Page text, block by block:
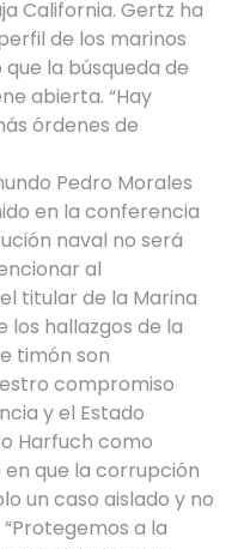
California. Gertz ha
de los marinos
la búsqueda de
abierta. “Hay
órdenes de
Pedro Morales
en la conferencia
naval no será
al
titular de la Marina
los hallazgos de la
timón son
compromiso
y el Estado
Harfuch como
en que la corrupción
un caso aislado y no
a la